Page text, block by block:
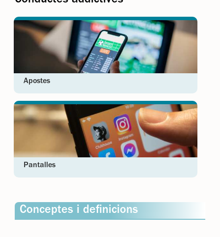
Apostes
Pantalles
Conceptes i definicions